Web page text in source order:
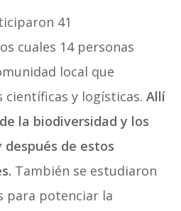
41
cuales 14 personas
local que
científicas y logísticas. Allí
la biodiversidad y los
de estos
También se estudiaron
para potenciar la